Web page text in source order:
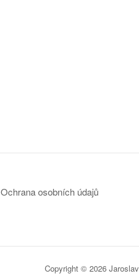
Ochrana osobních údajů
Copyright © 2026